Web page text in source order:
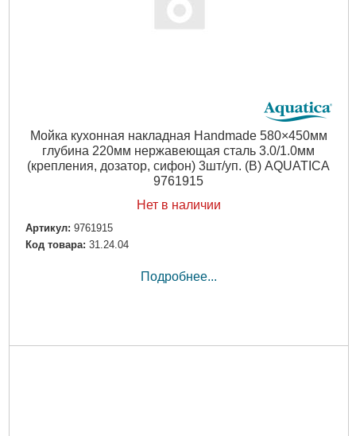
Мойка кухонная накладная Handmade 580×450мм
глубина 220мм нержавеющая сталь 3.0/1.0мм
(крепления, дозатор, сифон) 3шт/уп. (B) AQUATICA
9761915
Нет в наличии
Артикул: 9761915
Код товара: 31.24.04
Подробнее...